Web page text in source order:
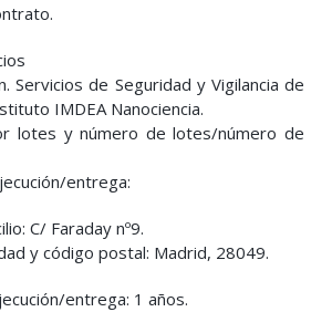
Servicios de Seguridad y Vigilancia de
IMDEA Nanociencia.
lotes y número de lotes/número de
entrega:
C/ Faraday nº9.
y código postal: Madrid, 28049.
entrega: 1 años.